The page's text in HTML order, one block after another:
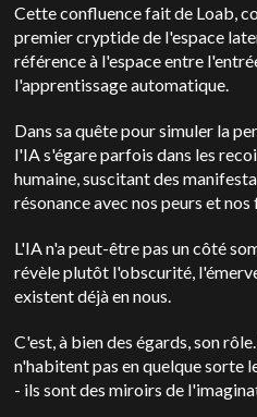
Cette confluence fait de Loab,
premier cryptide de l'espace
référence à l'espace entre
l'apprentissage automatique.
Dans sa quête pour simuler la
l'IA s'égare parfois dans les
humaine, suscitant des
résonance avec nos peurs et nos
L'IA n'a peut-être pas un côté
révèle plutôt l'obscurité,
existent déjà en nous.
C'est, à bien des égards, son rôle.
n'habitent pas en quelque sorte
- ils sont des miroirs de